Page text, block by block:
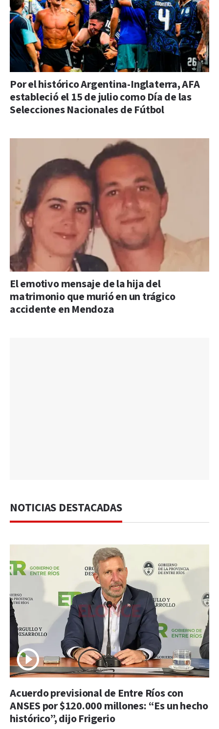
Por el histórico Argentina-Inglaterra, AFA
estableció el 15 de julio como Día de las
Selecciones Nacionales de Fútbol
El emotivo mensaje de la hija del
matrimonio que murió en un trágico
accidente en Mendoza
NOTICIAS DESTACADAS
Acuerdo previsional de Entre Ríos con
ANSES por $120.000 millones: “Es un hecho
histórico”, dijo Frigerio